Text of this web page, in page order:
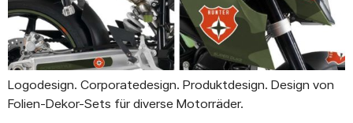
Logodesign. Corporatedesign. Produktdesign. Design von
Folien-Dekor-Sets für diverse Motorräder.